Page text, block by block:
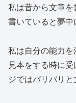
私は昔から文章
書いていると夢中
私は自分の能力
見本をする時に
ジではバリバリと